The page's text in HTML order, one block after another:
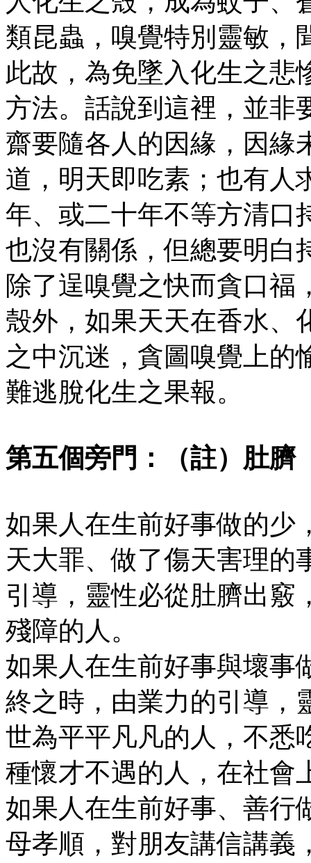
類昆蟲，嗅覺特別靈敏，
此故，為免墜入化生之悲
方法。話說到這裡，並非
齋要隨各人的因緣，因緣
道，明天即吃素；也有人
年、或二十年不等方清口
也沒有關係，但總要明白
除了逞嗅覺之快而貪口福
殼外，如果天天在香水、
之中沉迷，貪圖嗅覺上的
難逃脫化生之果報。
第五個旁門：（註）肚臍
如果人在生前好事做的少
天大罪、做了傷天害理的
引導，靈性必從肚臍出竅
殘障的人。
如果人在生前好事與壞事
終之時，由業力的引導，
世為平平凡凡的人，不悉
種懷才不遇的人，在社會
如果人在生前好事、善行
母孝順，對朋友講信講義